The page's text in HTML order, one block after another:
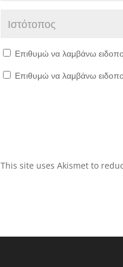
Επιθυμώ να λαμβάνω
Επιθυμώ να λαμβάνω
This site uses Akismet to